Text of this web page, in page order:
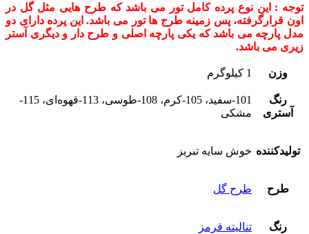
توجه : این نوع پرده کامل تور می باشد که طرح هایی مثل گل در
اون قرارگرفته، پس زمینه طرح ها تور می باشد. این پرده دارای دو
مدل پارچه می باشد که یکی پارچه اصلی و طرح دار و دیگری آستر
زیری می باشد.
وزن 1 کیلوگرم
رنگ
آستری
101-سفید، 105-کرم، 108-طوسی، 113-قهوه‌ای، 115-
مشکی
تولیدکننده خوش سایه تبریز
طرح طرح گل
رنگ تنالیته قرمز